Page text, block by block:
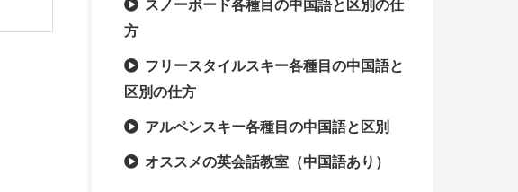
スノーボード各種目の中国語と区別の仕
方
フリースタイルスキー各種目の中国語と
区別の仕方
アルペンスキー各種目の中国語と区別
オススメの英会話教室（中国語あり）